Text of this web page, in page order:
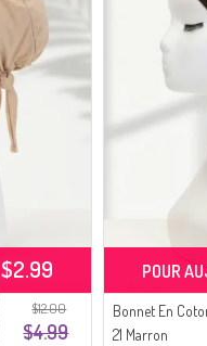
$12.00
$4.99
$2.99
Bonnet En
21 Marron
POUR